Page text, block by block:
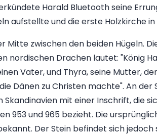
Harald Bluetooth seine
aufstellte und die erste Holzkirche in
Mitte zwischen den beiden Hügeln.
nordischen Drachen lautet: "König
Vater, und Thyra, seine Mutter,
Dänen zu Christen machte". An der
mit einer Inschrift, die
953 und 965 bezieht. Die
Der Stein befindet sich jedoch